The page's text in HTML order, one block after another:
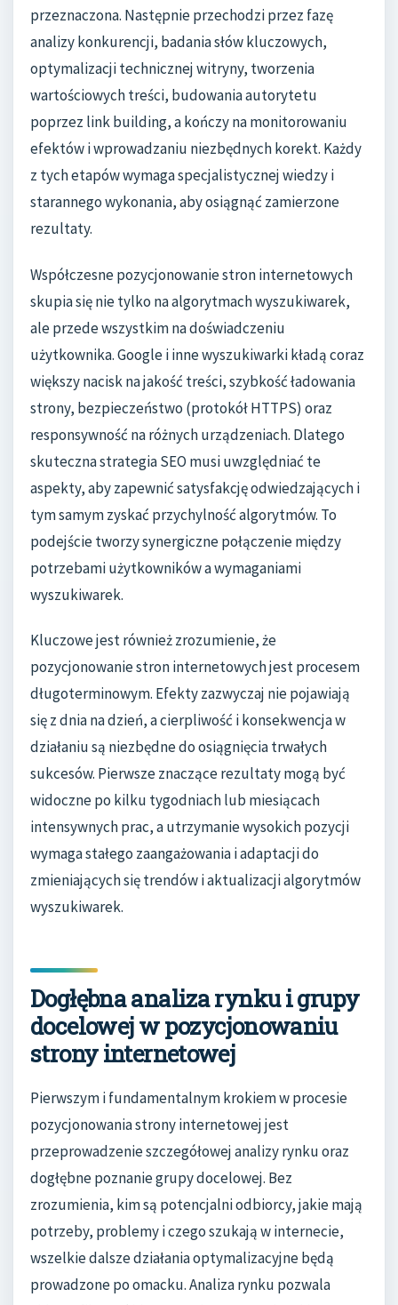
przeznaczona. Następnie przechodzi przez fazę
analizy konkurencji, badania słów kluczowych,
optymalizacji technicznej witryny, tworzenia
wartościowych treści, budowania autorytetu
poprzez link building, a kończy na monitorowaniu
efektów i wprowadzaniu niezbędnych korekt. Każdy
z tych etapów wymaga specjalistycznej wiedzy i
starannego wykonania, aby osiągnąć zamierzone
rezultaty.
Współczesne pozycjonowanie stron internetowych
skupia się nie tylko na algorytmach wyszukiwarek,
ale przede wszystkim na doświadczeniu
użytkownika. Google i inne wyszukiwarki kładą coraz
większy nacisk na jakość treści, szybkość ładowania
strony, bezpieczeństwo (protokół HTTPS) oraz
responsywność na różnych urządzeniach. Dlatego
skuteczna strategia SEO musi uwzględniać te
aspekty, aby zapewnić satysfakcję odwiedzających i
tym samym zyskać przychylność algorytmów. To
podejście tworzy synergiczne połączenie między
potrzebami użytkowników a wymaganiami
wyszukiwarek.
Kluczowe jest również zrozumienie, że
pozycjonowanie stron internetowych jest procesem
długoterminowym. Efekty zazwyczaj nie pojawiają
się z dnia na dzień, a cierpliwość i konsekwencja w
działaniu są niezbędne do osiągnięcia trwałych
sukcesów. Pierwsze znaczące rezultaty mogą być
widoczne po kilku tygodniach lub miesiącach
intensywnych prac, a utrzymanie wysokich pozycji
wymaga stałego zaangażowania i adaptacji do
zmieniających się trendów i aktualizacji algorytmów
wyszukiwarek.
Dogłębna analiza rynku i grupy
docelowej w pozycjonowaniu
strony internetowej
Pierwszym i fundamentalnym krokiem w procesie
pozycjonowania strony internetowej jest
przeprowadzenie szczegółowej analizy rynku oraz
dogłębne poznanie grupy docelowej. Bez
zrozumienia, kim są potencjalni odbiorcy, jakie mają
potrzeby, problemy i czego szukają w internecie,
wszelkie dalsze działania optymalizacyjne będą
prowadzone po omacku. Analiza rynku pozwala